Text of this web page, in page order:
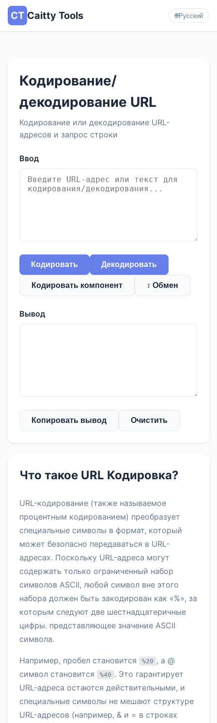
CT Caitty Tools 🌐Русский
Кодирование/
декодирование URL
Кодирование или декодирование URL-
адресов и запрос строки
Ввод
Кодировать Декодировать
Кодировать компонент ↕ Обмен
Вывод
Копировать вывод Очистить
Что такое URL Кодировка?
URL-кодирование (также называемое
процентным кодированием) преобразует
специальные символы в формат, который
может безопасно передаваться в URL-
адресах. Поскольку URL-адреса могут
содержать только ограниченный набор
символов ASCII, любой символ вне этого
набора должен быть закодирован как «%», за
которым следуют две шестнадцатеричные
цифры. представляющее значение ASCII
символа.
Например, пробел становится %20 , а @
символ становится
%40 . Это гарантирует
URL-адреса остаются действительными, и
специальные символы не мешают структуре
URL-адресов (например, & и = в строках